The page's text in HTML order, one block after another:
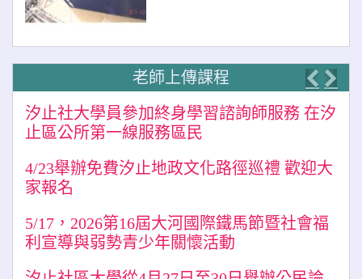
老師上傳課程
汐止社大學員參加終身學習諮詢師服務 在汐
止區公所第一線服務區民
4/23舉辦免費汐止地政文化路徑巡禮 歡迎大
家報名
5/17，2026第16屆大河國際鐵馬節暨社會福
利宣導與弱勢青少年關懷活動